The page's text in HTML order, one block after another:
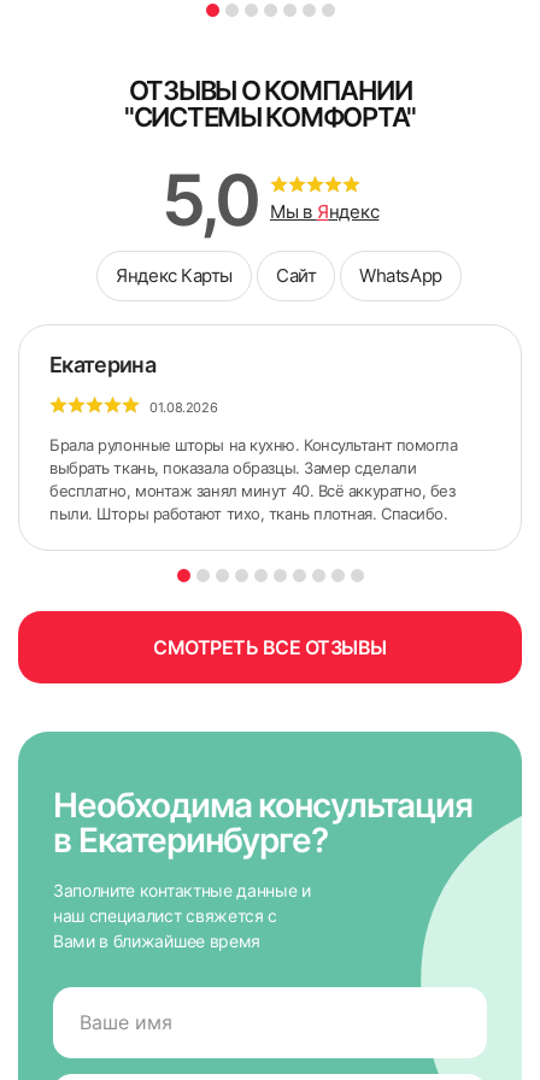
Схема замера при установке жалюзи
Заполните форму
уточнений детали выезда
Я ознакомлен и согласен сполитикой об обработке
персональных данных
ОТЗЫВЫ О КОМПАНИИ
"СИСТЕМЫ КОМФОРТА"
5,0 Мы в Яндекс
Яндекс Карты Сайт WhatsApp
Екатерина
01.08.2026
Брала рулонные шторы на кухню. Консультант помогла
выбрать ткань, показала образцы. Замер сделали
бесплатно, монтаж занял минут 40. Всё аккуратно, без
пыли. Шторы работают тихо, ткань плотная. Спасибо.
СМОТРЕТЬ ВСЕ ОТЗЫВЫ
Необходима консультация
в Екатеринбурге?
Заполните контактные данные и
наш специалист свяжется с
Вами в ближайшее время